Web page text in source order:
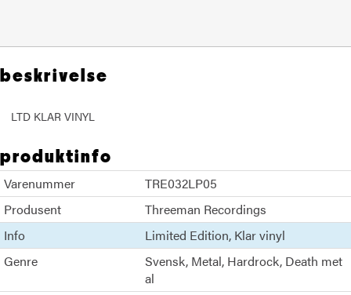
beskrivelse
LTD KLAR VINYL
produktinfo
Varenummer
TRE032LP05
Produsent
Threeman Recordings
Info
Limited Edition Klar vinyl
Genre
Svensk Metal Hardrock Death met
al